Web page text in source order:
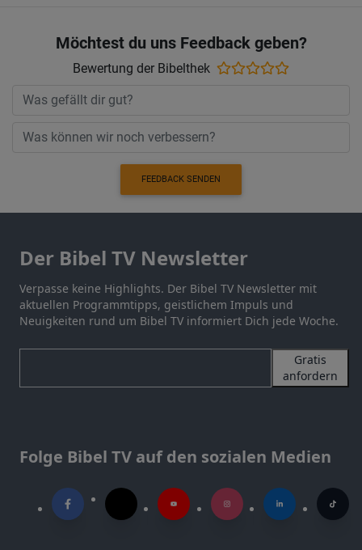
Möchtest du uns Feedback geben?
Bewertung der Bibelthek
FEEDBACK SENDEN
Der Bibel TV Newsletter
Verpasse keine Highlights. Der Bibel TV Newsletter mit
aktuellen Programmtipps, geistlichem Impuls und
Neuigkeiten rund um Bibel TV informiert Dich jede Woche.
Gratis
anfordern
Folge Bibel TV auf den sozialen Medien